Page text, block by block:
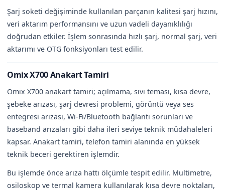
Şarj soketi değişiminde kullanılan parçanın kalitesi şarj hızını,
veri aktarım performansını ve uzun vadeli dayanıklılığı
doğrudan etkiler. İşlem sonrasında hızlı şarj, normal şarj, veri
aktarımı ve OTG fonksiyonları test edilir.
Omix X700 Anakart Tamiri
Omix X700 anakart tamiri; açılmama, sıvı teması, kısa devre,
şebeke arızası, şarj devresi problemi, görüntü veya ses
entegresi arızası, Wi-Fi/Bluetooth bağlantı sorunları ve
baseband arızaları gibi daha ileri seviye teknik müdahaleleri
kapsar. Anakart tamiri, telefon tamiri alanında en yüksek
teknik beceri gerektiren işlemdir.
Bu işlemde önce arıza hattı ölçümle tespit edilir. Multimetre,
osiloskop ve termal kamera kullanılarak kısa devre noktaları,